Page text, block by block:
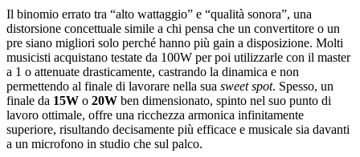
Il binomio errato tra “alto wattaggio” e “qualità sonora”, una
distorsione concettuale simile a chi pensa che un convertitore o un
pre siano migliori solo perché hanno più gain a disposizione. Molti
musicisti acquistano testate da 100W per poi utilizzarle con il master
a 1 o attenuate drasticamente, castrando la dinamica e non
permettendo al finale di lavorare nella sua sweet spot. Spesso, un
finale da 15W o 20W ben dimensionato, spinto nel suo punto di
lavoro ottimale, offre una ricchezza armonica infinitamente
superiore, risultando decisamente più efficace e musicale sia davanti
a un microfono in studio che sul palco.